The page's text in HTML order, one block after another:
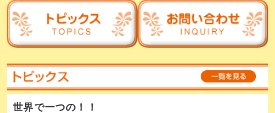
世界で一つの！！